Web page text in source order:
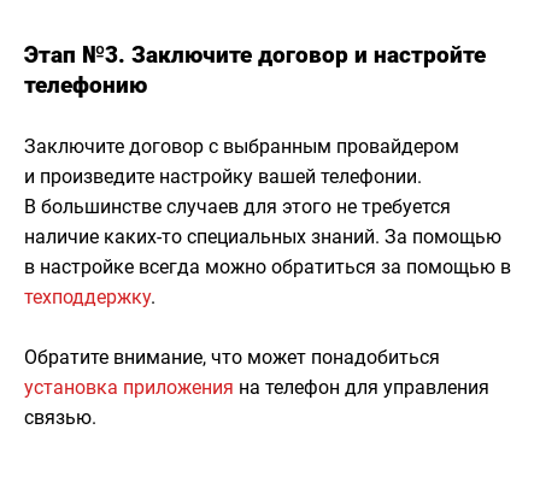
Этап №3. Заключите договор и настройте
телефонию
Заключите договор с выбранным провайдером
и произведите настройку вашей телефонии.
В большинстве случаев для этого не требуется
наличие каких-то специальных знаний. За помощью
в настройке всегда можно обратиться за помощью в
техподдержку.
Обратите внимание, что может понадобиться
установка приложения на телефон для управления
связью.